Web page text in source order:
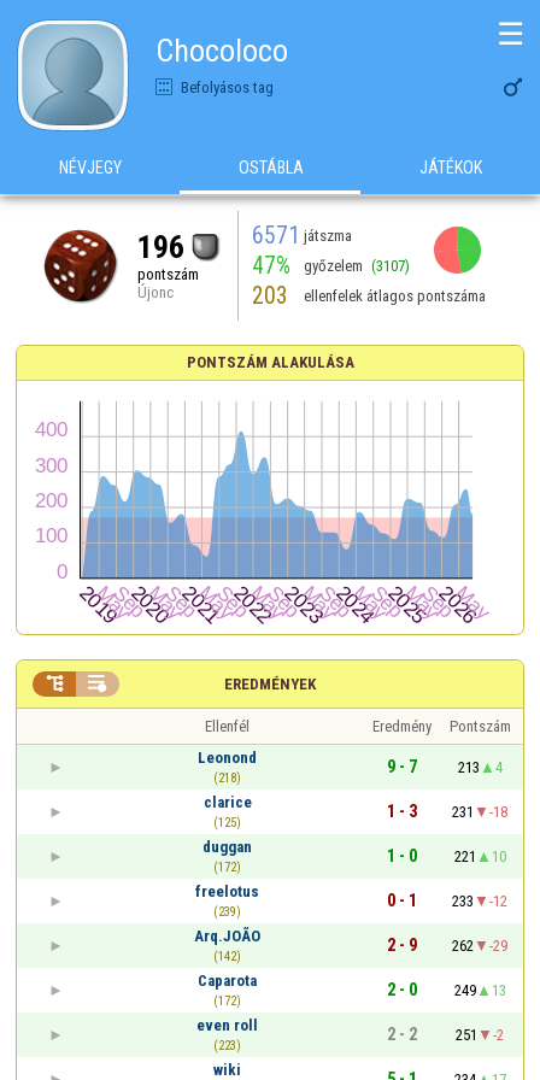
Chocoloco
Befolyásos tag 
☰
NÉVJEGY OSTÁBLA JÁTÉKOK
196
pontszám
Újonc
6571 játszma
47% győzelem (3107)
203 ellenfelek átlagos pontszáma
PONTSZÁM ALAKULÁSA
EREDMÉNYEK
 
Ellenfél Eredmény
Pontszám
Leonond
(218)
9 - 7 213
4
clarice
(125)
1 - 3 231
-18
duggan
(172)
1 - 0 221
10
freelotus
(239)
0 - 1 233
-12
Arq.JOÃO
(142)
2 - 9 262
-29
Caparota
(172)
2 - 0 249
13
even roll
(223)
2 - 2 251
-2
wiki